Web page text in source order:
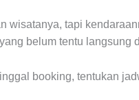
wisatanya, tapi
belum tentu langsung
booking, tentukan